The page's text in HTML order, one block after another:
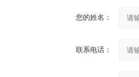
您的姓名：
联系电话：